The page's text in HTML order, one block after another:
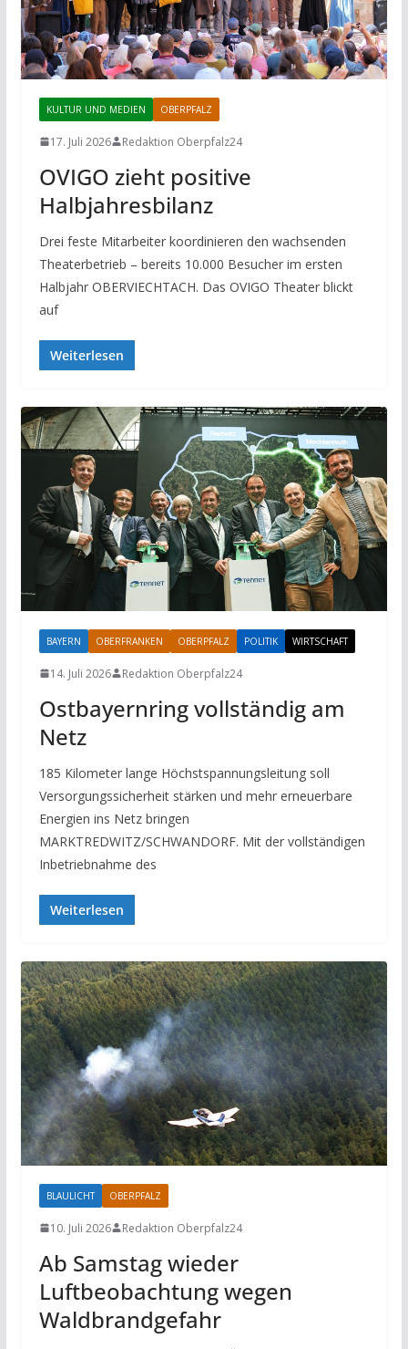
KULTUR UND MEDIEN OBERPFALZ
17. Juli 2026 Redaktion Oberpfalz24
OVIGO zieht positive
Halbjahresbilanz
Drei feste Mitarbeiter koordinieren den wachsenden
Theaterbetrieb – bereits 10.000 Besucher im ersten
Halbjahr OBERVIECHTACH. Das OVIGO Theater blickt
auf
Weiterlesen
BAYERN OBERFRANKEN OBERPFALZ POLITIK WIRTSCHAFT
14. Juli 2026 Redaktion Oberpfalz24
Ostbayernring vollständig am
Netz
185 Kilometer lange Höchstspannungsleitung soll
Versorgungssicherheit stärken und mehr erneuerbare
Energien ins Netz bringen
MARKTREDWITZ/SCHWANDORF. Mit der vollständigen
Inbetriebnahme des
Weiterlesen
BLAULICHT OBERPFALZ
10. Juli 2026 Redaktion Oberpfalz24
Ab Samstag wieder
Luftbeobachtung wegen
Waldbrandgefahr